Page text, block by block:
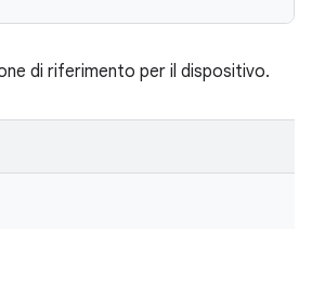
di riferimento per il dispositivo.